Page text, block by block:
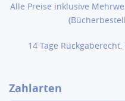
Alle Preise inklusive
14 Tage
Zahlarten